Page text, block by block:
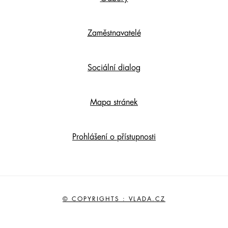
Zaměstnavatelé
Sociální dialog
Mapa stránek
Prohlášení o přístupnosti
© COPYRIGHTS : VLADA.CZ